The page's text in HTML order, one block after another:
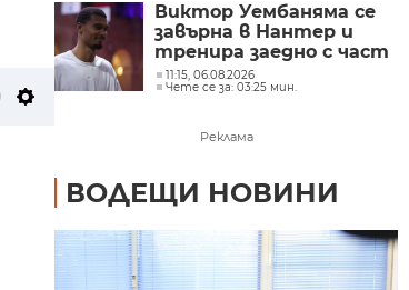
Виктор Уембаняма се
завърна в Нантер и
тренира заедно с част
от съотборниците си
от Сан Антонио Спърс
11:15, 06.08.2026
Чете се за: 03:25 мин.
Реклама
ВОДЕЩИ НОВИНИ